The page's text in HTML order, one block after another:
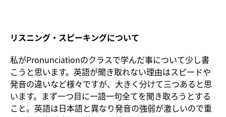
リスニング・スピーキングについて
私がPronunciationのクラスで学んだ事について少し書
こうと思います。英語が聞き取れない理由はスピードや
発音の違いなど様々ですが、大きく分けて三つあると思
います。まず一つ目に一語一句全てを聞き取ろうとする
こと。英語は日本語と異なり発音の強弱が激しいので重